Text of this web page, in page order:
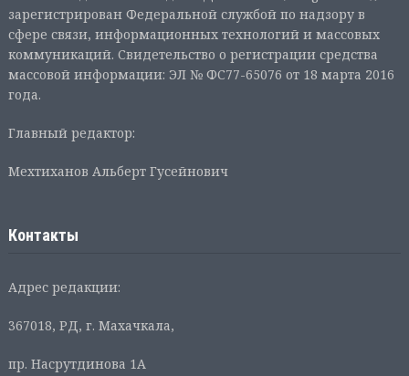
зарегистрирован Федеральной службой по надзору в
сфере связи, информационных технологий и массовых
коммуникаций. Свидетельство о регистрации средства
массовой информации: ЭЛ № ФС77-65076 от 18 марта 2016
года.
Главный редактор:
Мехтиханов Альберт Гусейнович
Контакты
Адрес редакции:
367018, РД, г. Махачкала,
пр. Насрутдинова 1А